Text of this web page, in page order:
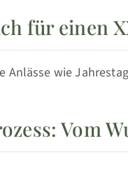
für einen
Anlässe wie
Vom